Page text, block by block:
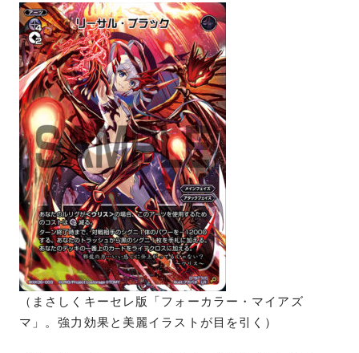
（まさしくキーセレ版「フォーカラー・マイアズ
マ」。強力効果と美麗イラストが目を引く）